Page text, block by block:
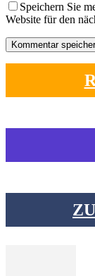
Speichern Sie
Website für den